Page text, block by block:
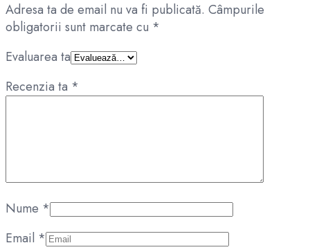
Adresa ta de email nu va fi publicată. Câmpurile
obligatorii sunt marcate cu *
Evaluarea ta
Recenzia ta *
Nume *
Email *